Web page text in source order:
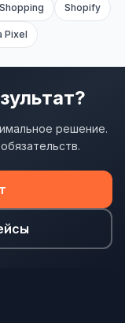
Shopify
Pixel
решение.